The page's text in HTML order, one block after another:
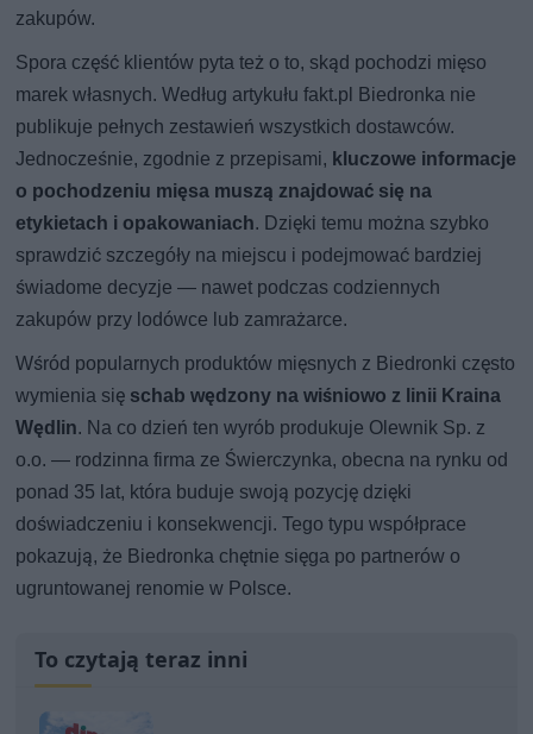
zakupów.
Spora część klientów pyta też o to, skąd pochodzi mięso
marek własnych. Według artykułu fakt.pl Biedronka nie
publikuje pełnych zestawień wszystkich dostawców.
Jednocześnie, zgodnie z przepisami, kluczowe informacje
o pochodzeniu mięsa muszą znajdować się na
etykietach i opakowaniach. Dzięki temu można szybko
sprawdzić szczegóły na miejscu i podejmować bardziej
świadome decyzje — nawet podczas codziennych
zakupów przy lodówce lub zamrażarce.
Wśród popularnych produktów mięsnych z Biedronki często
wymienia się schab wędzony na wiśniowo z linii Kraina
Wędlin. Na co dzień ten wyrób produkuje Olewnik Sp. z
o.o. — rodzinna firma ze Świerczynka, obecna na rynku od
ponad 35 lat, która buduje swoją pozycję dzięki
doświadczeniu i konsekwencji. Tego typu współprace
pokazują, że Biedronka chętnie sięga po partnerów o
ugruntowanej renomie w Polsce.
To czytają teraz inni